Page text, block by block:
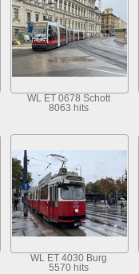
WL ET 0678 Schott
8063 hits
WL ET 4030 Burg
5570 hits